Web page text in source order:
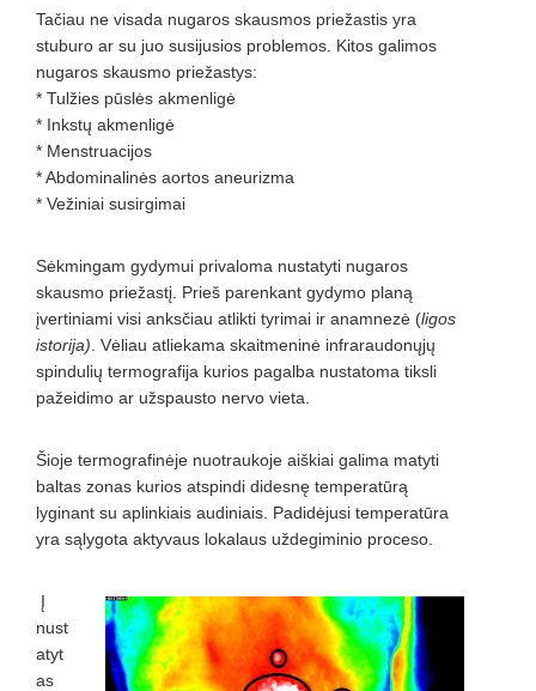
Tačiau ne visada nugaros skausmos priežastis yra
stuburo ar su juo susijusios problemos. Kitos galimos
nugaros skausmo priežastys:
* Tulžies pūslės akmenligė
* Inkstų akmenligė
* Menstruacijos
* Abdominalinės aortos aneurizma
* Vežiniai susirgimai
Sėkmingam gydymui privaloma nustatyti nugaros
skausmo priežastį. Prieš parenkant gydymo planą
įvertiniami visi anksčiau atlikti tyrimai ir anamnezė (ligos
istorija) . Vėliau atliekama skaitmeninė infraraudonųjų
spindulių termografija kurios pagalba nustatoma tiksli
pažeidimo ar užspausto nervo vieta.
Šioje termografinėje nuotraukoje aiškiai galima matyti
baltas zonas kurios atspindi didesnę temperatūrą
lyginant su aplinkiais audiniais. Padidėjusi temperatūra
yra sąlygota aktyvaus lokalaus uždegiminio proceso.
Į
nust
atyt
as